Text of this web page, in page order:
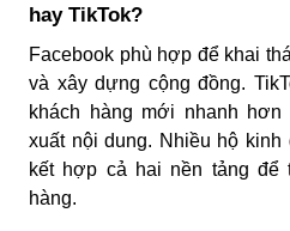
hay TikTok?
Facebook phù hợp để khai
và xây dựng cộng đồng.
khách hàng mới nhanh
xuất nội dung. Nhiều hộ
kết hợp cả hai nền tảng để
hàng.